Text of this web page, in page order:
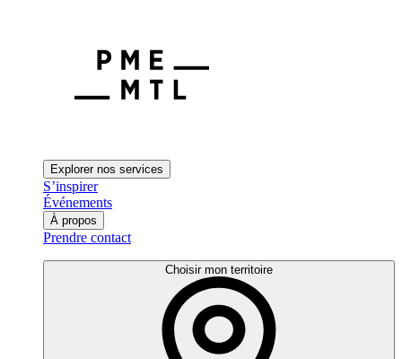
Explorer nos services
S’inspirer
Événements
À propos
Prendre contact
Choisir mon territoire